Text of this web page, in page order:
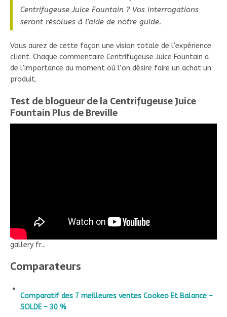
Centrifugeuse Juice Fountain ? Vos interrogations
seront résolues à l’aide de notre guide.
Vous aurez de cette façon une vision totale de l’expérience
client. Chaque commentaire Centrifugeuse Juice Fountain a
de l’importance au moment où l’on désire faire un achat un
produit.
Test de blogueur de la Centrifugeuse Juice
Fountain Plus de Breville
gallery fr...
Comparateurs
Comparatif des 7 meilleures ventes Cookeo Et Balance –
SOLDE – 30 %